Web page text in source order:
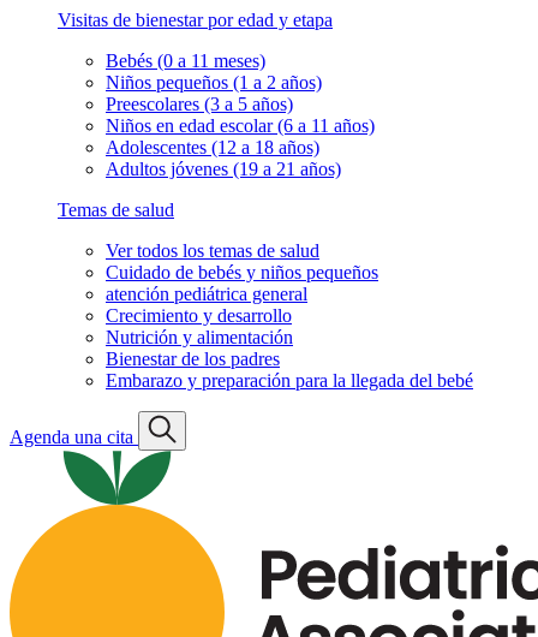
Visitas de bienestar por edad y etapa
Bebés (0 a 11 meses)
Niños pequeños (1 a 2 años)
Preescolares (3 a 5 años)
Niños en edad escolar (6 a 11 años)
Adolescentes (12 a 18 años)
Adultos jóvenes (19 a 21 años)
Temas de salud
Ver todos los temas de salud
Cuidado de bebés y niños pequeños
atención pediátrica general
Crecimiento y desarrollo
Nutrición y alimentación
Bienestar de los padres
Embarazo y preparación para la llegada del bebé
Agenda una cita